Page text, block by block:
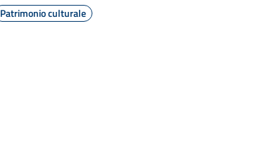
Patrimonio culturale